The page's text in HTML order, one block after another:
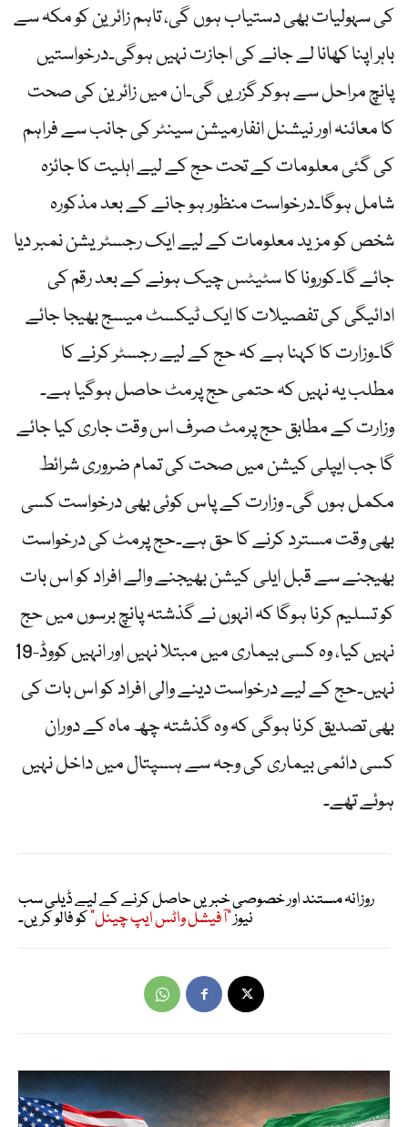
کی سہولیات بھی دستیاب ہوں گی، تاہم زائرین کو مکہ سے
باہر اپنا کھانا لے جانے کی اجازت نہیں ہوگی۔درخواستیں
پانچ مراحل سے ہوکر گزریں گی۔ان میں زائرین کی صحت
کا معائنہ اور نیشنل انفارمیشن سینٹر کی جانب سے فراہم
کی گئی معلومات کے تحت حج کے لیے اہلیت کا جائزہ
شامل ہوگا۔درخواست منظور ہو جانے کے بعد مذکورہ
شخص کو مزید معلومات کے لیے ایک رجسٹریشن نمبر دیا
جائے گا۔کورونا کا سٹیٹس چیک ہونے کے بعد رقم کی
ادائیگی کی تفصیلات کا ایک ٹیکسٹ میسج بھیجا جائے
گا۔وزارت کا کہنا ہے کہ حج کے لیے رجسٹر کرنے کا
مطلب یہ نہیں کہ حتمی حج پرمٹ حاصل ہوگیا ہے۔
وزارت کے مطابق حج پرمٹ صرف اس وقت جاری کیا جائے
گا جب ایپلی کیشن میں صحت کی تمام ضروری شرائط
مکمل ہوں گی۔ وزارت کے پاس کوئی بھی درخواست کسی
بھی وقت مسترد کرنے کا حق ہے۔حج پرمٹ کی درخواست
بھیجنے سے قبل ایلی کیشن بھیجنے والے افراد کو اس بات
کو تسلیم کرنا ہوگا کہ انہوں نے گذشتہ پانچ برسوں میں حج
نہیں کیا، وہ کسی بیماری میں مبتلا نہیں اور انہیں کووڈ-19
نہیں۔حج کے لیے درخواست دینے والی افراد کو اس بات کی
بھی تصدیق کرنا ہوگی کہ وہ گذشتہ چھ ماہ کے دوران
کسی دائمی بیماری کی وجہ سے ہسپتال میں داخل نہیں
ہوئے تھے۔
روزانہ مستند اور خصوصی خبریں حاصل کرنے کے لیے ڈیلی سب
نیوز"آفیشل واٹس ایپ چینل"کو فالو کریں۔